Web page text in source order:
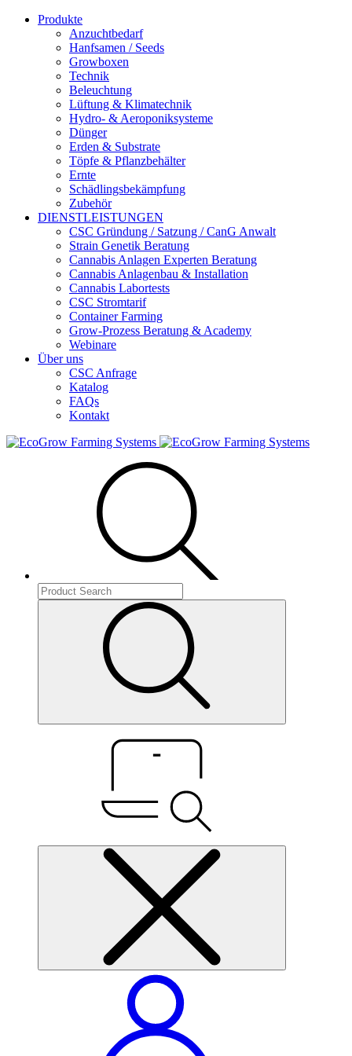
Produkte
Anzuchtbedarf
Hanfsamen / Seeds
Growboxen
Technik
Beleuchtung
Lüftung & Klimatechnik
Hydro- & Aeroponiksysteme
Dünger
Erden & Substrate
Töpfe & Pflanzbehälter
Ernte
Schädlingsbekämpfung
Zubehör
DIENSTLEISTUNGEN
CSC Gründung / Satzung / CanG Anwalt
Strain Genetik Beratung
Cannabis Anlagen Experten Beratung
Cannabis Anlagenbau & Installation
Cannabis Labortests
CSC Stromtarif
Container Farming
Grow-Prozess Beratung & Academy
Webinare
Über uns
CSC Anfrage
Katalog
FAQs
Kontakt